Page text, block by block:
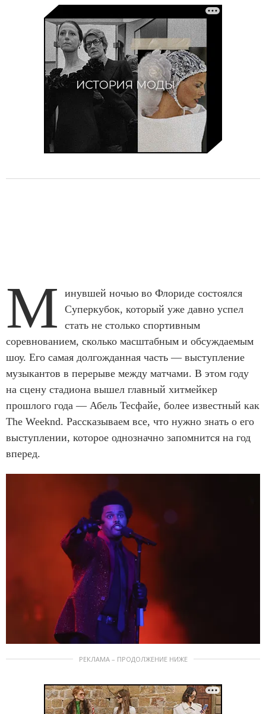
М
инувшей ночью во Флориде состоялся
Суперкубок, который уже давно успел
стать не столько спортивным
соревнованием, сколько масштабным и обсуждаемым
шоу. Его самая долгожданная часть — выступление
музыкантов в перерыве между матчами. В этом году
на сцену стадиона вышел главный хитмейкер
прошлого года — Абель Тесфайе, более известный как
The Weeknd. Рассказываем все, что нужно знать о его
выступлении, которое однозначно запомнится на год
вперед.
РЕКЛАМА – ПРОДОЛЖЕНИЕ НИЖЕ